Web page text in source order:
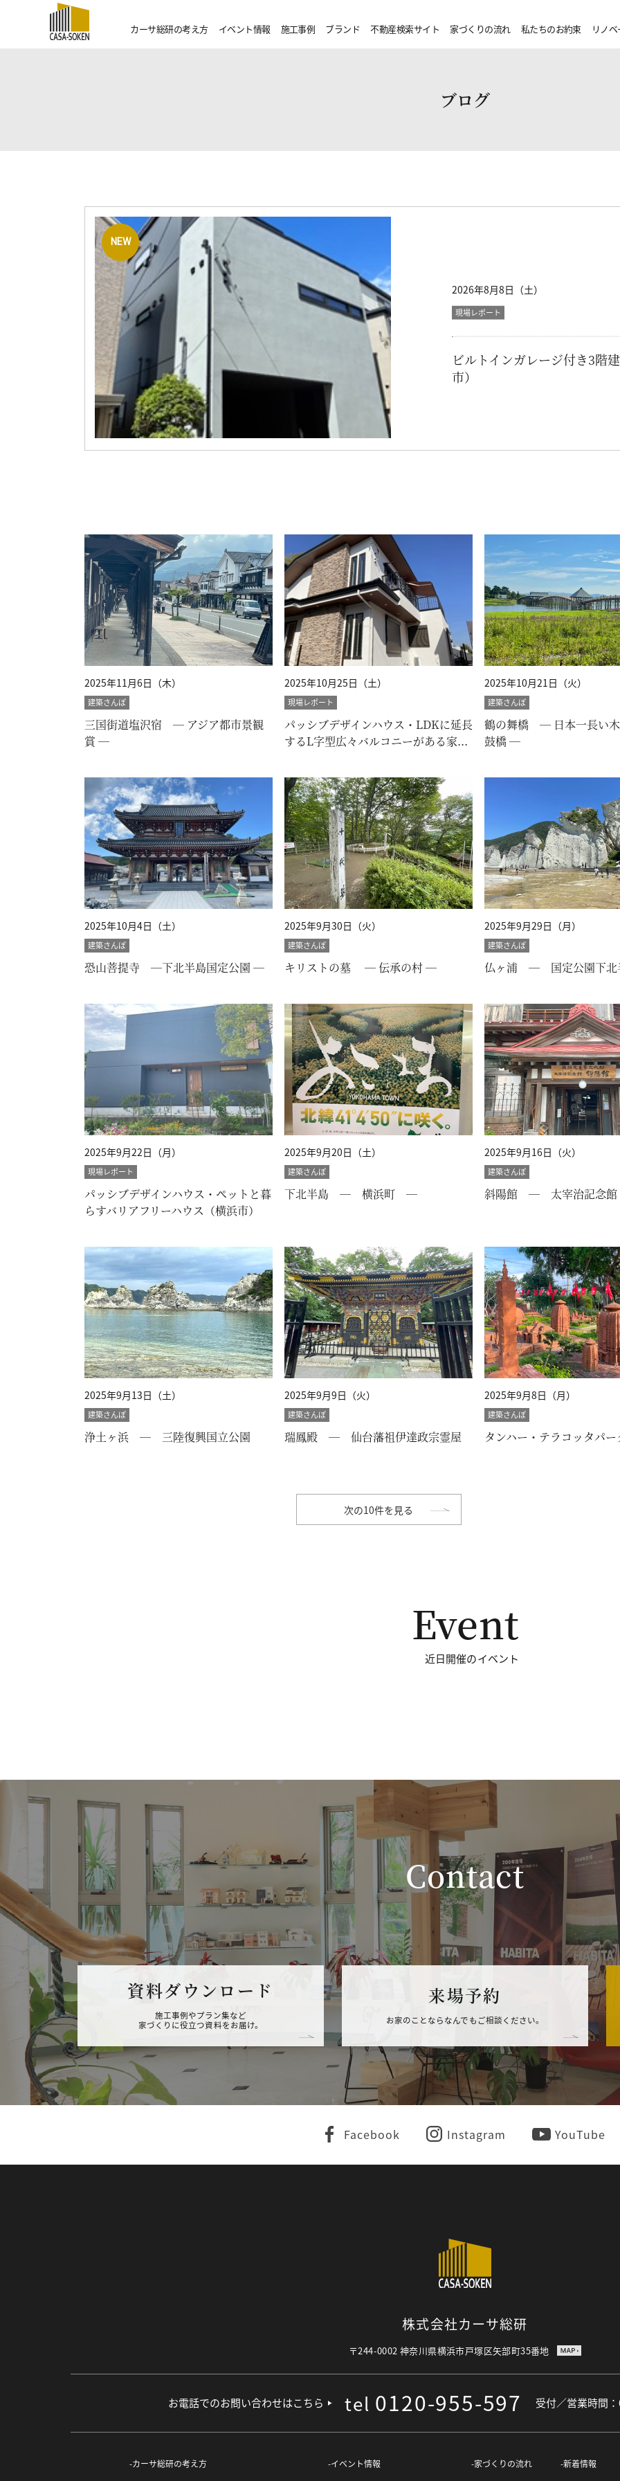
カーサ総研の考え方 イベント情報 施工事例 ブランド 不動産検索サイト 家づくりの流れ 私たちのお約束 リノ
ブログ
2026年8月8日（土）
現場レポート
ビルトインガレージ付き3階
市）
2025年11月6日（木）
建築さんぽ
三国街道塩沢宿 ― アジア都市景観
賞 ―
2025年10月25日（土）
現場レポート
パッシブデザインハウス・LDKに延長
するL字型広々バルコニーがある家...
2025年10月21日（火）
建築さんぽ
鶴の舞橋 ― 日本一長い
鼓橋 ―
2025年10月4日（土）
建築さんぽ
恐山菩提寺 ―下北半島国定公園 ―
2025年9月30日（火）
建築さんぽ
キリストの墓 ― 伝承の村 ―
2025年9月29日（月）
建築さんぽ
仏ヶ浦 ― 国定公園下
2025年9月22日（月）
現場レポート
パッシブデザインハウス・ペットと暮
らすバリアフリーハウス（横浜市）
2025年9月20日（土）
建築さんぽ
下北半島 ― 横浜町 ―
2025年9月16日（火）
建築さんぽ
斜陽館 ― 太宰治記念館
2025年9月13日（土）
建築さんぽ
浄土ヶ浜 ― 三陸復興国立公園
2025年9月9日（火）
建築さんぽ
瑞鳳殿 ― 仙台藩祖伊達政宗霊屋
2025年9月8日（月）
建築さんぽ
タンハー・テラコッタパー
次の10件を見る
Event
近日開催のイベント
Contact
資料ダウンロード
施工事例やプラン集など
家づくりに役立つ資料をお届け。
来場予約
お家のことならなんでもご相談ください。
Facebook Instagram YouTube
株式会社カーサ総研
〒244-0002神奈川県横浜市戸塚区矢部町35番地
お電話でのお問い合わせはこちら tel 0120-955-597 受付／営業時間
カーサ総研の考え方
イベント情報 家づくりの流れ 新着情報